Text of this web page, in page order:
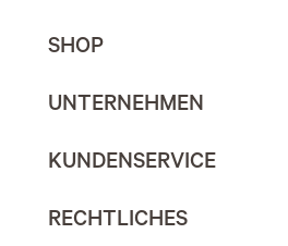
SHOP
UNTERNEHMEN
KUNDENSERVICE
RECHTLICHES